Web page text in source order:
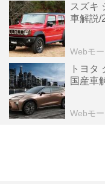
スズキ
車解説/
Webモ
トヨタ
国産車
Webモ